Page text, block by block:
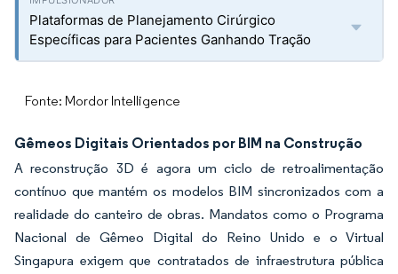
Plataformas de Planejamento Cirúrgico
Específicas para Pacientes Ganhando Tração
Fonte: Mordor Intelligence
Gêmeos Digitais Orientados por BIM na Construção
A reconstrução 3D é agora um ciclo de retroalimentação
contínuo que mantém os modelos BIM sincronizados com a
realidade do canteiro de obras. Mandatos como o Programa
Nacional de Gêmeo Digital do Reino Unido e o Virtual
Singapura exigem que contratados de infraestrutura pública